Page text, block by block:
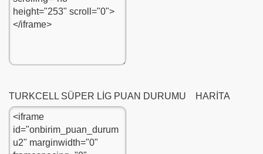
TURKCELL SÜPER LİG PUAN DURUMU HARİTA